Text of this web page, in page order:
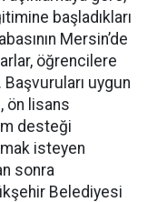
başladıkları
Mersin’de
öğrencilere
uygun
ön lisans
desteği
isteyen
sonra
Belediyesi